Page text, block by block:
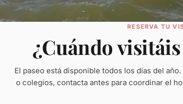
RESERVA TU
¿Cuándo
El paseo está disponible todos los días del
o colegios, contacta antes para coordinar el